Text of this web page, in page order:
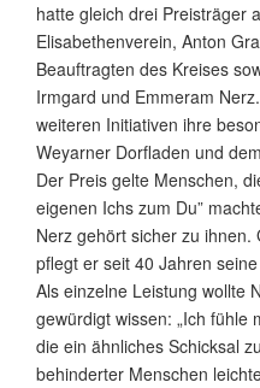
hatte gleich drei Preisträger
Elisabethenverein, Anton
Beauftragten des Kreises
Irmgard und Emmeram
weiteren Initiativen ihre
Weyarner Dorfladen und
Der Preis gelte Menschen,
eigenen Ichs zum Du”
Nerz gehört sicher zu
pflegt er seit 40 Jahren
Als einzelne Leistung wollte
gewürdigt wissen: „Ich fühle
die ein ähnliches Schicksal
behinderter Menschen